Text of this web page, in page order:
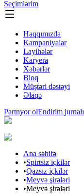
Seçimlərim
Haqqımızda
Kampaniyalar
Layihələr
Karyera
Xəbərlər
Bloq
Müştəri dəstəyi
Əlaqə
Partnyor olEndirim jurnalı
Ana səhifə
•Spirtsiz içkilər
•Qazsız içkilər
•Meyvə şirələri
•Meyvə şirələri